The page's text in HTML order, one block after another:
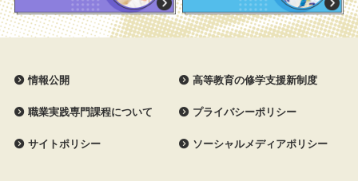
情報公開 高等教育の修学支援新制度
職業実践専門課程について プライバシーポリシー
サイトポリシー ソーシャルメディアポリシー